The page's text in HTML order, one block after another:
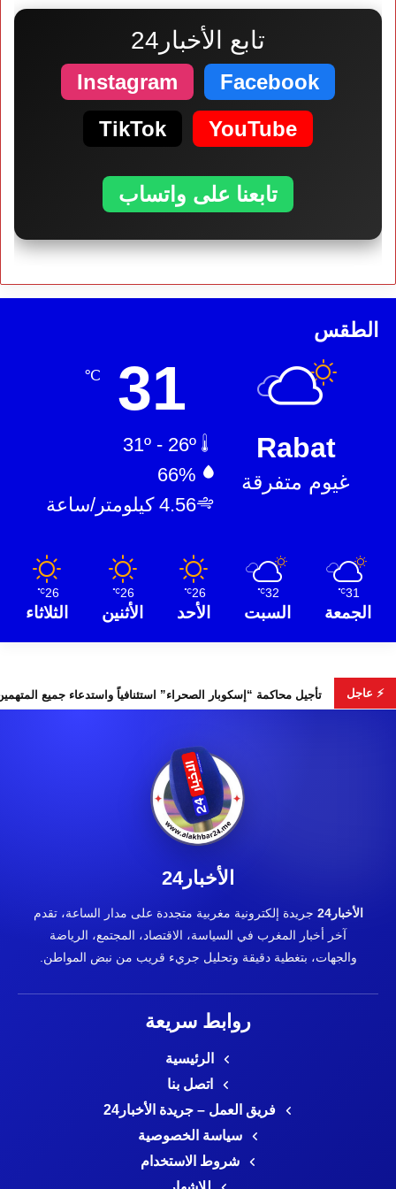
تابع الأخبار24
Facebook
Instagram
YouTube
TikTok
تابعنا على واتساب
الطقس
Rabat
غيوم متفرقة
31
℃
66%
4.56 كيلومتر/ساعة
31
℃
الجمعة
32
℃
السبت
26
℃
الأحد
26
℃
الأثنين
26
℃
الثلاثاء
⚡ عاجلالتشريعية تأجيل محاكمة “إسكوبار الصحراء” استئنافياً
الأخبار24
الأخبار24
جريدة إلكترونية مغربية متجددة على مدار الساعة، تقدم
آخر أخبار المغرب في السياسة، الاقتصاد، المجتمع، الرياضة
والجهات، بتغطية دقيقة وتحليل جريء قريب من نبض المواطن.
روابط سريعة
الرئيسية
اتصل بنا
فريق العمل – جريدة الأخبار24
سياسة الخصوصية
شروط الاستخدام